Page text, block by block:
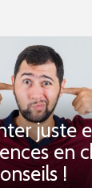
juste
en
!